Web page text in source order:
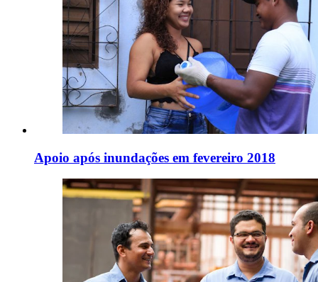
Apoio após inundações em fevereiro 2018